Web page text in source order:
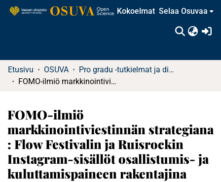
Kokoelmat Selaa Osuvaa
Etusivu OSUVA
Pro gradu -tutkielmat ja diplomityöt
FOMO-ilmiö markkinointiviestinnän strategiana : Flow Festivalin ja Ruisrockin Instagram-sisällöt osallistumis- ja kuluttamispaineen rakentajina
FOMO-ilmiö
markkinointiviestinnän strategiana
: Flow Festivalin ja Ruisrockin
Instagram-sisällöt osallistumis- ja
kuluttamispaineen rakentajina